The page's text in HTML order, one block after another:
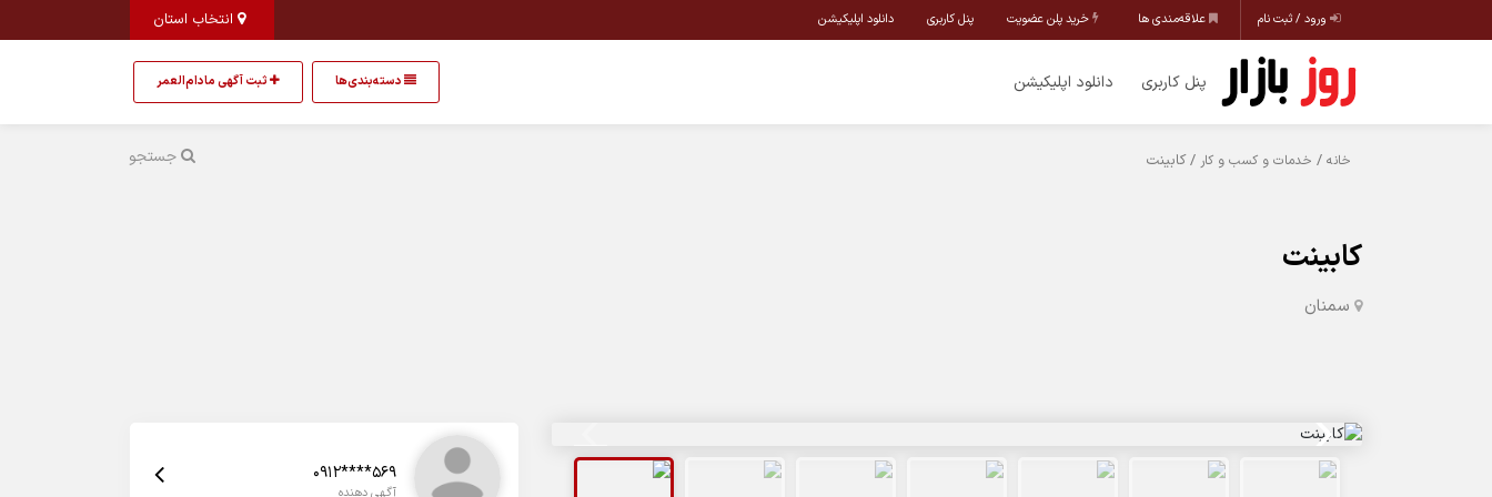
ورود / ثبت نام علاقه‌مندی ها خرید پلن عضویت پنل کاربری دانلود اپلیکیشن
پنل کاربری دانلود اپلیکیشن دسته‌بندی‌ها ثبت آگهی مادام‌العمر
جستجو خانه / خدمات و کسب و کار / کابینت
کابینت
سمنان
0912****569
آگهی دهنده